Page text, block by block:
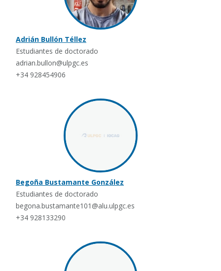
Adrián Bullón Téllez
Estudiantes de doctorado
adrian.bullon@ulpgc.es
+34 928454906
Begoña Bustamante González
Estudiantes de doctorado
begona.bustamante101@alu.ulpgc.es
+34 928133290